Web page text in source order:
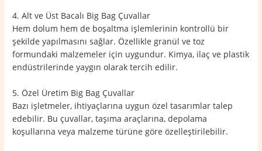
4. Alt ve Üst Bacalı Big Bag Çuvallar
Hem dolum hem de boşaltma işlemlerinin kontrollü bir
şekilde yapılmasını sağlar. Özellikle granül ve toz
formundaki malzemeler için uygundur. Kimya, ilaç ve plastik
endüstrilerinde yaygın olarak tercih edilir.
5. Özel Üretim Big Bag Çuvallar
Bazı işletmeler, ihtiyaçlarına uygun özel tasarımlar talep
edebilir. Bu çuvallar, taşıma araçlarına, depolama
koşullarına veya malzeme türüne göre özelleştirilebilir.